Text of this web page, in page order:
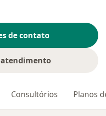
de contato
Consultórios Planos